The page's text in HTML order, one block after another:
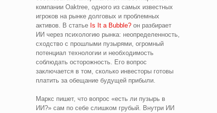
компании Oaktree, одного из самых известных
игроков на рынке долговых и проблемных
активов. В статье Is It a Bubble? он разбирает
ИИ через психологию рынка: неопределенность,
сходство с прошлыми пузырями, огромный
потенциал технологии и необходимость
соблюдать осторожность. Его вопрос
заключается в том, сколько инвесторы готовы
платить за обещание будущей прибыли.
Маркс пишет, что вопрос «есть ли пузырь в
ИИ?» сам по себе слишком грубый. Внутри ИИ